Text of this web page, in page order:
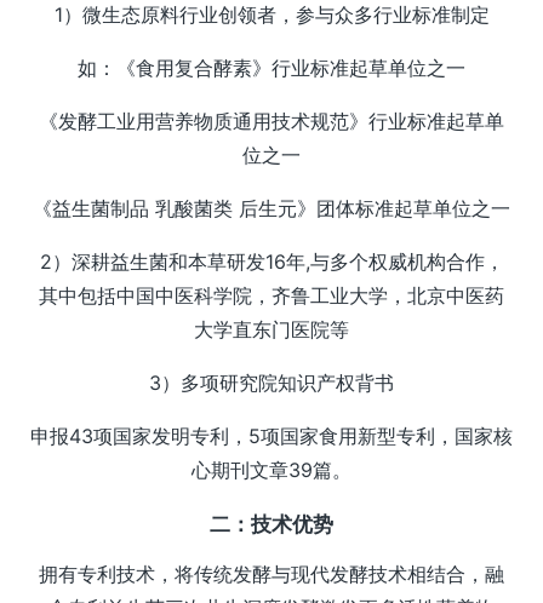
1）微生态原料行业创领者，参与众多行业标准制定
如：《食用复合酵素》行业标准起草单位之一
《发酵工业用营养物质通用技术规范》行业标准起草单
位之一
《益生菌制品 乳酸菌类 后生元》团体标准起草单位之一
2）深耕益生菌和本草研发16年,与多个权威机构合作，
其中包括中国中医科学院，齐鲁工业大学，北京中医药
大学直东门医院等
3）多项研究院知识产权背书
申报43项国家发明专利，5项国家食用新型专利，国家核
心期刊文章39篇。
二：技术优势
拥有专利技术，将传统发酵与现代发酵技术相结合，融